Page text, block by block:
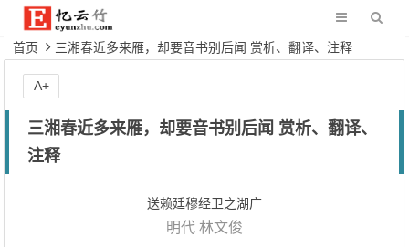
首页 三湘春近多来雁，却要音书别后闻 赏析、翻译、注释
三湘春近多来雁，却要音书别后闻 赏析、翻译、
注释
送赖廷穆经卫之湖广
明代 林文俊
A+